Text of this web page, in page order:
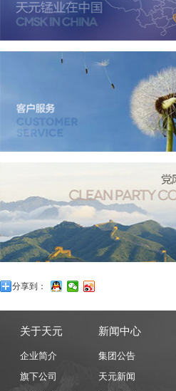
分享到：
关于天元
企业简介
旗下公司
新闻中心
集团公告
天元新闻